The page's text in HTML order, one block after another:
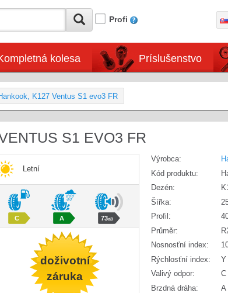
Profi
kolesa Príslušenstvo
K127 Ventus S1 evo3 FR
S1 EVO3 FR
Letní
C A 73dB
doživotní
záruka
Výrobca:
Kód produktu:
Dezén:
Šířka:
Profil:
Průměr:
Nosnosťní index:
Rýchlosťní index:
Y
Valivý odpor:
C
Brzdná dráha:
A